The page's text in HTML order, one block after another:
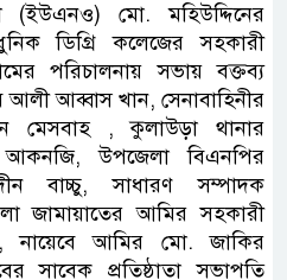
(ইউএনও) মো. মহিউদ্দিনের
ডিগ্রি কলেজের সহকারী
পরিচালনায় সভায় বক্তব্য
আব্বাস খান, সেনাবাহিনীর
মেসবাহ , কুলাউড়া থানার
আকনজি, উপজেলা বিএনপির
বাচ্চু, সাধারণ সম্পাদক
জামায়াতের আমির সহকারী
নায়েবে আমির মো. জাকির
সাবেক প্রতিষ্ঠাতা সভাপতি